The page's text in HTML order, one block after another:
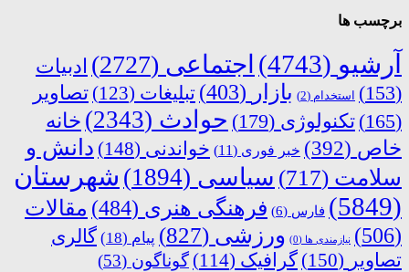
برچسب ها
آرشیو (4743) اجتماعی (2727)
ادبیات
(153)
استخدام (2) بازار (403) تبلیغات (123)
تصاویر
(165)
تکنولوژی (179) حوادث (2343)
خانه
خاص (392) خبر فوری (11) خواندنی (148)
دانش و
سلامت (717) سیاسی (1894)
شهرستان
(5849)
فارس (6) فرهنگی هنری (484)
مقالات
(506)
نیازمندی ها (0) ورزشی (827) پیام (18)
گالری
تصاویر (150) گرافیک (114) گوناگون (53)